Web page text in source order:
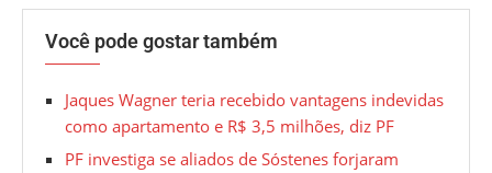
Você pode gostar também
Jaques Wagner teria recebido vantagens indevidas
como apartamento e R$ 3,5 milhões, diz PF
PF investiga se aliados de Sóstenes forjaram